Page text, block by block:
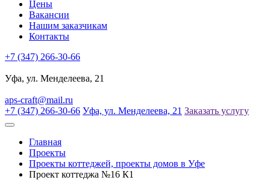
Цены
Вакансии
Нашим заказчикам
Контакты
+7 (347) 266-30-66
Уфа, ул. Менделеева, 21
aps-craft@mail.ru
+7 (347) 266-30-66 Уфа, ул. Менделеева, 21 Заказать услугу
Главная
Проекты
Проекты коттеджей, проекты домов в Уфе
Проект коттеджа №16 К1